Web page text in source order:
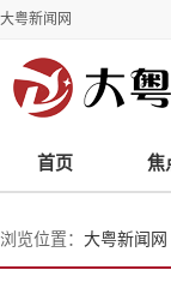
大粤新闻网
首页 焦
浏览位置： 大粤新闻网